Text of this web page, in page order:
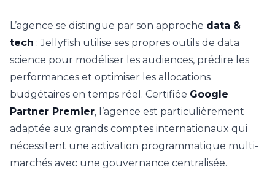
L’agence se distingue par son approche data &
tech : Jellyfish utilise ses propres outils de data
science pour modéliser les audiences, prédire les
performances et optimiser les allocations
budgétaires en temps réel. Certifiée Google
Partner Premier, l’agence est particulièrement
adaptée aux grands comptes internationaux qui
nécessitent une activation programmatique multi-
marchés avec une gouvernance centralisée.